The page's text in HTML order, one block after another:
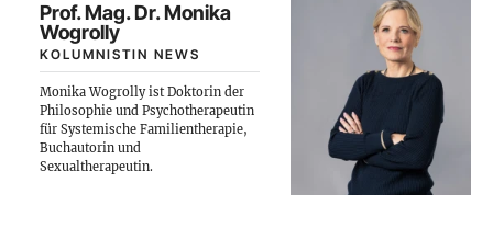
Prof. Mag. Dr. Monika
Wogrolly
KOLUMNISTIN NEWS
Monika Wogrolly ist Doktorin der
Philosophie und Psychotherapeutin
für Systemische Familientherapie,
Buchautorin und
Sexualtherapeutin.